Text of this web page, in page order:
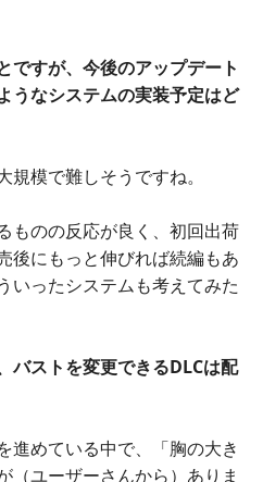
すが、今後のアップデート
うなシステムの実装予定はど
規模で難しそうですね。
ものの反応が良く、初回出荷
後にもっと伸びれば続編もあ
いったシステムも考えてみた
ストを変更できるDLCは配
進めている中で、「胸の大き
（ユーザーさんから）ありま